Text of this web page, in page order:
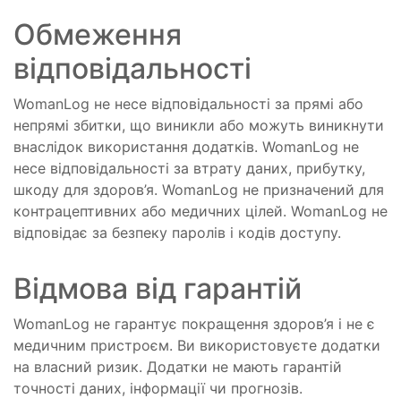
Обмеження
відповідальності
WomanLog не несе відповідальності за прямі або
непрямі збитки, що виникли або можуть виникнути
внаслідок використання додатків. WomanLog не
несе відповідальності за втрату даних, прибутку,
шкоду для здоров’я. WomanLog не призначений для
контрацептивних або медичних цілей. WomanLog не
відповідає за безпеку паролів і кодів доступу.
Відмова від гарантій
WomanLog не гарантує покращення здоров’я і не є
медичним пристроєм. Ви використовуєте додатки
на власний ризик. Додатки не мають гарантій
точності даних, інформації чи прогнозів.